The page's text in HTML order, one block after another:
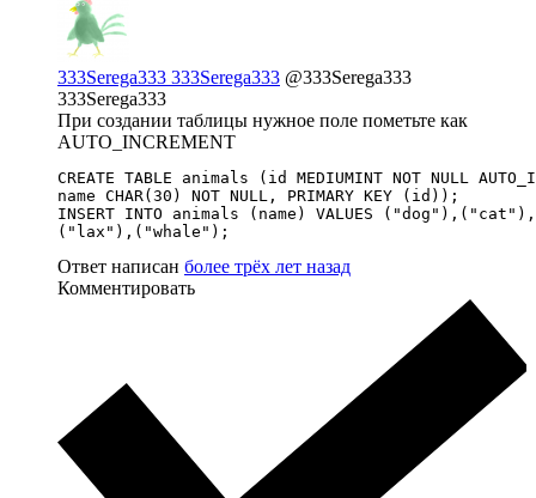
333Serega333 333Serega333 @333Serega333
333Serega333
При создании таблицы нужное поле пометьте как
AUTO_INCREMENT
CREATE TABLE animals (id MEDIUMINT NOT NULL
name CHAR(30) NOT NULL, PRIMARY KEY (id));
INSERT INTO animals (name) VALUES
("lax"),("whale");
Ответ написан более трёх лет назад
Комментировать